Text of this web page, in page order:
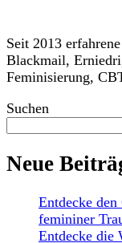
Seit 2013
Blackmail,
Feminisierung,
Suchen
Neue
Entdecke
femininer
Entdecke die